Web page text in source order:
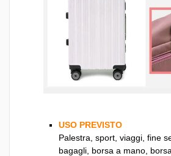
USO PREVISTO
Palestra, sport, viaggi, fine
bagagli, borsa a mano,